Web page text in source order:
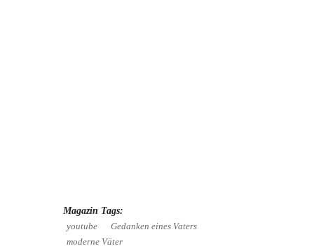
Magazin Tags:
youtube
Gedanken eines Vaters
moderne Väter